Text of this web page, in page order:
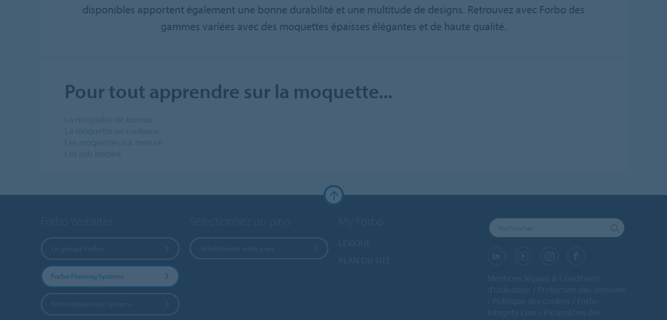
disponibles apportent également une bonne durabilité et une multitude de designs. Retrouvez avec Forbo des
gammes variées avec des moquettes épaisses élégantes et de haute qualité.
Pour tout apprendre sur la moquette...
Forbo Flooring Systems